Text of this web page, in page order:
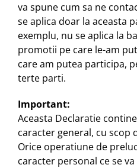
va spune cum sa ne
se aplica doar la aceasta
exemplu, nu se aplica la
promotii pe care le-am
care am putea participa,
terte parti.
Important:
Aceasta Declaratie
caracter general, cu scop
Orice operatiune de
caracter personal ce se